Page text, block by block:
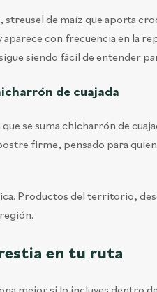
de maíz que aporta
con frecuencia en la
siendo fácil de entender
de cuajada
que se suma chicharrón de
firme, pensado para
Productos del territorio,
en tu ruta
mejor si lo incluyes dentro